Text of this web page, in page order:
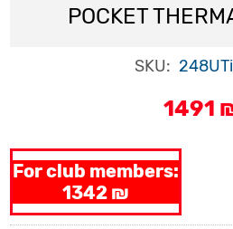
POCKET
SKU:
1491
For club members:
1342 ₪